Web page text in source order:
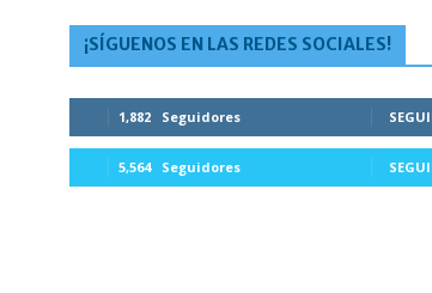
¡SÍGUENOS EN LAS REDES SOCIALES!
1,882 Seguidores
5,564 Seguidores